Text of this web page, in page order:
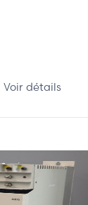
Voir détails